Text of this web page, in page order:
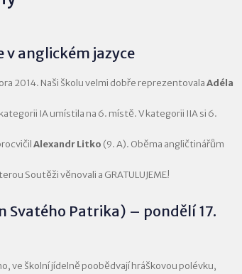
v anglickém jazyce
2014. Naši školu velmi dobře reprezentovalaAdéla
IA umístila na 6. místě. V kategorii IIA si 6.
Alexandr Litko (9. A). Oběma angličtinářům
Soutěži věnovali a GRATULUJEME!
Svatého Patrika) – pondělí 17.
ve školní jídelně poobědvají hráškovou polévku,